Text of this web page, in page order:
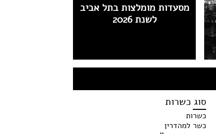
מסעדות מומלצות בתל אביב
לשנת 2026
סוג כשרות
כשרות
כשר למהדרין